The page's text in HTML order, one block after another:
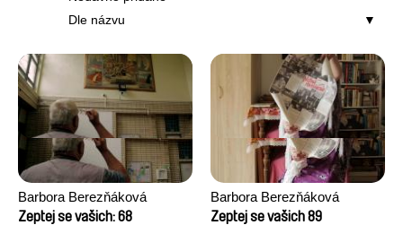
Dle názvu
Barbora Berezňáková
Zeptej se vašich: 68
Barbora Berezňáková
Zeptej se vašich 89